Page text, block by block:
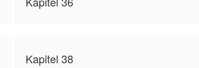
Kapitel 38